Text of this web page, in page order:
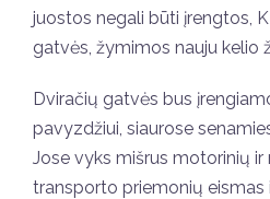
juostos negali būti įrengtos,
gatvės, žymimos nauju kelio
Dviračių gatvės bus
pavyzdžiui, siaurose
Jose vyks mišrus motorinių ir
transporto priemonių eismas